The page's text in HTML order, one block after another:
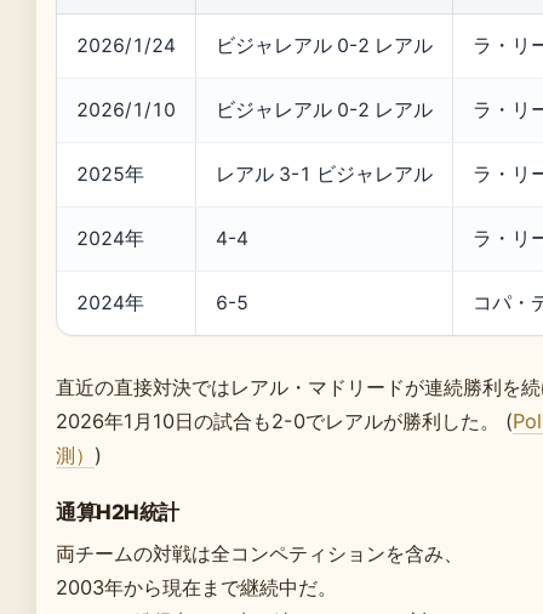
2026/1/24 ビジャレアル 0-2 レアル ラ・リ
2026/1/10 ビジャレアル 0-2 レアル ラ・リ
2025年 レアル 3-1 ビジャレアル ラ・リ
2024年 4-4 ラ・リ
2024年 6-5 コパ・
直近の直接対決ではレアル・マドリードが連続勝利を
2026年1月10日の試合も2-0でレアルが勝利した。 (
測） )
通算H2H統計
両チームの対戦は全コンペティションを含み、
2003年から現在まで継続中だ。